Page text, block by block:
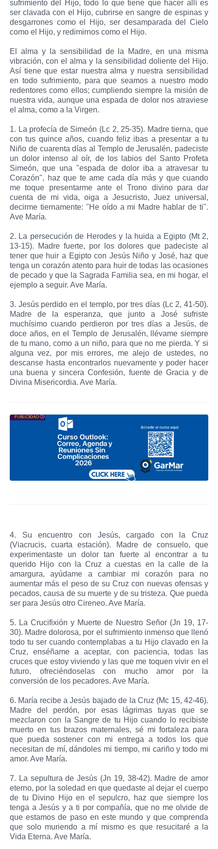
sufrimiento del Hijo, todo lo que tiene que hacer allí es
ser clavada con el Hijo, cubrirse en sangre de espinas y
desgarrones como el Hijo, ser desamparada del Cielo
como el Hijo, y redimirnos como el Hijo.
El alma y la sensibilidad de la Madre, en una misma
vibración, con el alma y la sensibilidad doliente del Hijo.
Así tiene que estar nuestra alma y nuestra sensibilidad
en todo sufrimiento, para que seamos a nuestro modo
redentores como ellos; cumpliendo siempre la misión de
nuestra vida, aunque una espada de dolor nos atraviese
el alma, como a la Virgen.
1. La profecía de Simeón (Lc 2, 25-35). Madre tierna, que
con tus quince años, cuando feliz ibas a presentar a tu
Niño de cuarenta días al Templo de Jerusalén, padeciste
un dolor intenso al oír, de los labios del Santo Profeta
Simeón, que una "espada de dolor iba a atravesar tu
Corazón", haz que te ame cada día más y que cuando
me toque presentarme ante el Trono divino para dar
cuenta de mi vida, oiga a Jesucristo, Juez universal,
decirme tiernamente: "He oído a mi Madre hablar de ti".
Ave María.
2. La persecución de Herodes y la huida a Egipto (Mt 2,
13-15). Madre fuerte, por los dolores que padeciste al
tener que huir a Egipto con Jesús Niño y José, haz que
tenga un corazón atento para huir de todas las ocasiones
de pecado y que la Sagrada Familia sea, en mi hogar, el
ejemplo a seguir. Ave María.
3. Jesús perdido en el templo, por tres días (Lc 2, 41-50).
Madre de la esperanza, que junto a José sufriste
muchísimo cuando perdieron por tres días a Jesús, de
doce años, en el Templo de Jerusalén, llévame siempre
de tu mano, como a un niño, para que no me pierda. Y si
alguna vez, por mis errores, me alejo de ustedes, no
descanse hasta encontrarlos nuevamente y poder hacer
una buena y sincera Confesión, fuente de Gracia y de
Divina Misericordia. Ave María.
4. Su encuentro con Jesús, cargado con la Cruz
(Viacrucis, cuarta estación). Madre de consuelo, que
experimentaste un dolor tan fuerte al encontrar a tu
querido Hijo con la Cruz a cuestas en la calle de la
amargura, ayúdame a cambiar mi corazón para no
aumentar más el peso de su Cruz con nuevas ofensas y
pecados, causa de su muerte y de su tristeza. Que pueda
ser para Jesús otro Cireneo. Ave María.
5. La Crucifixión y Muerte de Nuestro Señor (Jn 19, 17-
30). Madre dolorosa, por el sufrimiento inmenso que llenó
todo tu ser cuando contemplabas a tu Hijo clavado en la
Cruz, enséñame a aceptar, con paciencia, todas las
cruces que estoy viviendo y las que me toquen vivir en el
futuro, ofreciéndoselas con mucho amor por la
conversión de los pecadores. Ave María.
6. María recibe a Jesús bajado de la Cruz (Mc 15, 42-46).
Madre del perdón, por esas lágrimas tuyas que se
mezclaron con la Sangre de tu Hijo cuando lo recibiste
muerto en tus brazos maternales, sé mi fortaleza para
que pueda sostener con mi entrega a todos los que
necesitan de mí, dándoles mi tiempo, mi cariño y todo mi
amor. Ave María.
7. La sepultura de Jesús (Jn 19, 38-42). Madre de amor
eterno, por la soledad en que quedaste al dejar el cuerpo
de tu Divino Hijo en el sepulcro, haz que siempre los
tenga a Jesús y a ti por compañía, que no me olvide de
que estamos de paso en este mundo y que comprenda
que solo muriendo a mí mismo es que resucitaré a la
Vida Eterna. Ave María.